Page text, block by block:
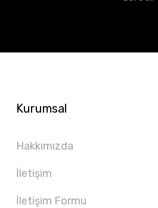
Kurumsal
Hakkımızda
İletişim
İletişim Formu